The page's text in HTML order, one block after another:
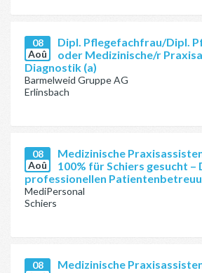
08
Aoû
Dipl. Pflegefachfrau/Dipl.
oder Medizinische/r
Diagnostik (a)
Barmelweid Gruppe AG
Erlinsbach
08
Aoû
Medizinische
100% für Schiers gesucht –
professionellen
MediPersonal
Schiers
08
Medizinische